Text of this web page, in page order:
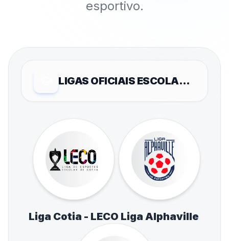
esportivo.
LIGAS OFICIAIS ESCOLARES
Liga Cotia - LECO Liga Alphaville